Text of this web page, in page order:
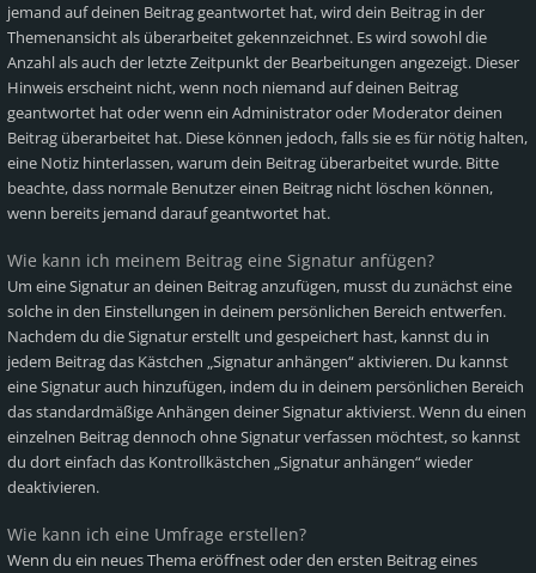
jemand auf deinen Beitrag geantwortet hat, wird dein Beitrag in der
Themenansicht als überarbeitet gekennzeichnet. Es wird sowohl die
Anzahl als auch der letzte Zeitpunkt der Bearbeitungen angezeigt. Dieser
Hinweis erscheint nicht, wenn noch niemand auf deinen Beitrag
geantwortet hat oder wenn ein Administrator oder Moderator deinen
Beitrag überarbeitet hat. Diese können jedoch, falls sie es für nötig halten,
eine Notiz hinterlassen, warum dein Beitrag überarbeitet wurde. Bitte
beachte, dass normale Benutzer einen Beitrag nicht löschen können,
wenn bereits jemand darauf geantwortet hat.
Wie kann ich meinem Beitrag eine Signatur anfügen?
Um eine Signatur an deinen Beitrag anzufügen, musst du zunächst eine
solche in den Einstellungen in deinem persönlichen Bereich entwerfen.
Nachdem du die Signatur erstellt und gespeichert hast, kannst du in
jedem Beitrag das Kästchen „Signatur anhängen“ aktivieren. Du kannst
eine Signatur auch hinzufügen, indem du in deinem persönlichen Bereich
das standardmäßige Anhängen deiner Signatur aktivierst. Wenn du einen
einzelnen Beitrag dennoch ohne Signatur verfassen möchtest, so kannst
du dort einfach das Kontrollkästchen „Signatur anhängen“ wieder
deaktivieren.
Wie kann ich eine Umfrage erstellen?
Wenn du ein neues Thema eröffnest oder den ersten Beitrag eines